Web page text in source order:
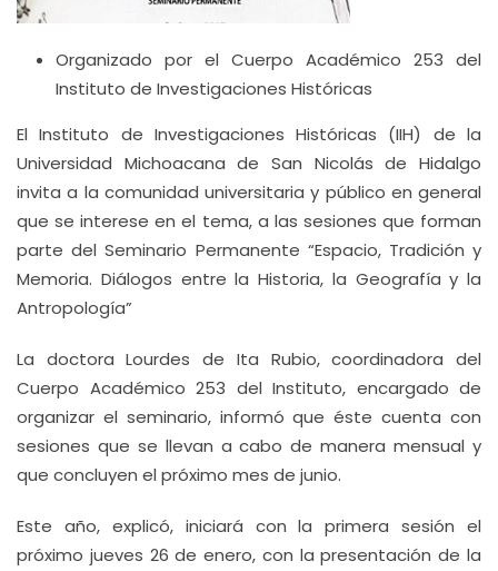
Organizado por el Cuerpo Académico 253 del
Instituto de Investigaciones Históricas
El Instituto de Investigaciones Históricas (IIH) de la
Universidad Michoacana de San Nicolás de Hidalgo
invita a la comunidad universitaria y público en general
que se interese en el tema, a las sesiones que forman
parte del Seminario Permanente “Espacio, Tradición y
Memoria. Diálogos entre la Historia, la Geografía y la
Antropología”
La doctora Lourdes de Ita Rubio, coordinadora del
Cuerpo Académico 253 del Instituto, encargado de
organizar el seminario, informó que éste cuenta con
sesiones que se llevan a cabo de manera mensual y
que concluyen el próximo mes de junio.
Este año, explicó, iniciará con la primera sesión el
próximo jueves 26 de enero, con la presentación de la